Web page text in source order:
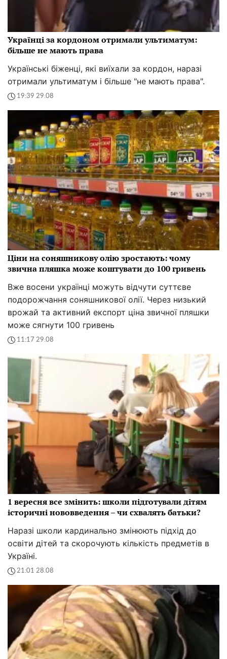
Українці за кордоном отримали ультиматум:
більше не мають права
Українські біженці, які виїхали за кордон, наразі
отримали ультиматум і більше "не мають права".
19:39 29.08
Ціни на соняшникову олію зростають: чому
звична пляшка може коштувати до 100 гривень
Вже восени українці можуть відчути суттєве
подорожчання соняшникової олії. Через низький
врожай та активний експорт ціна звичної пляшки
може сягнути 100 гривень
11:17 29.08
1 вересня все змінить: школи підготували дітям
історичні нововведення – чи схвалять батьки?
Наразі школи кардинально змінюють підхід до
освіти дітей та скорочують кількість предметів в
Україні.
21:01 28.08